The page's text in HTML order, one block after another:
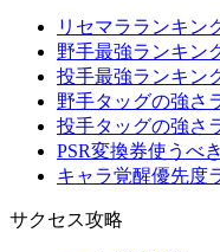
リセマラランキン
野手最強ランキン
投手最強ランキン
野手タッグの強さ
投手タッグの強さ
PSR変換券使うべ
キャラ覚醒優先度
サクセス攻略